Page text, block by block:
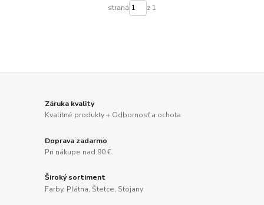
strana z 1
Záruka kvality
Kvalitné produkty + Odbornosť a ochota
Doprava zadarmo
Pri nákupe nad 90 €
Široký sortiment
Farby, Plátna, Štetce, Stojany